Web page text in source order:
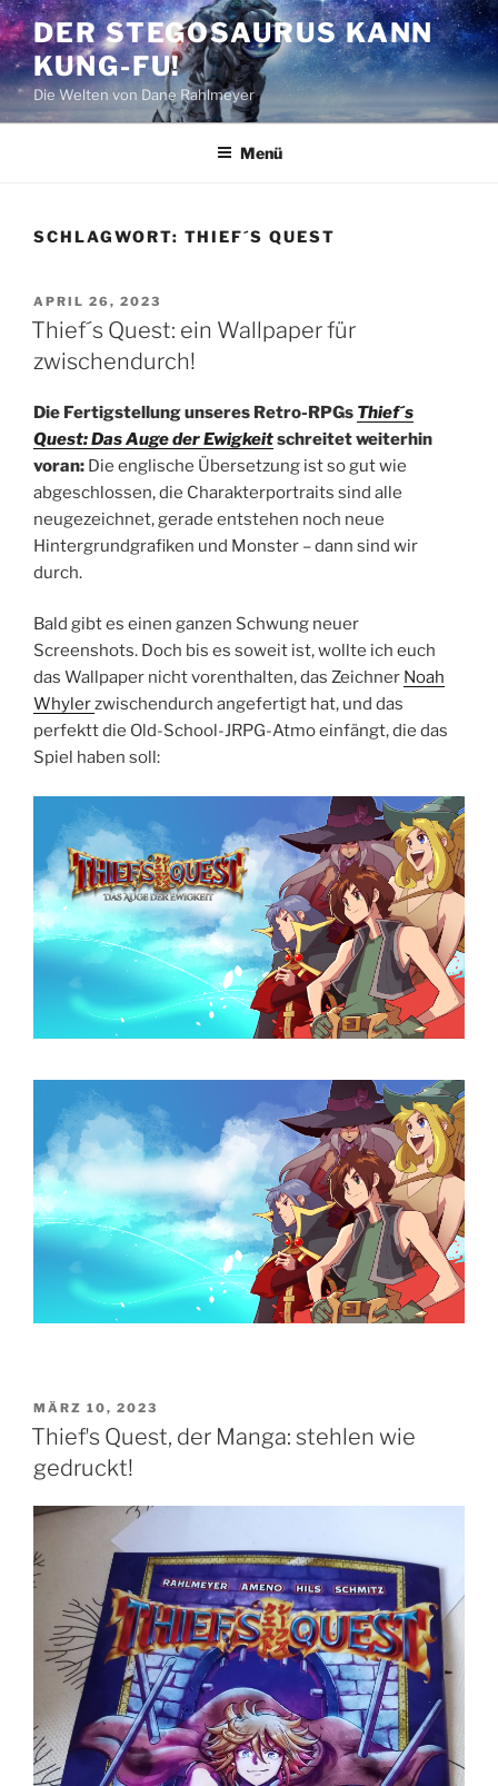
Zum
Inhalt
springen
DER STEGOSAURUS KANN
KUNG-FU!
Die Welten von Dane Rahlmeyer
Menü
SCHLAGWORT: THIEF´S QUEST
VERÖFFENTLICHT
AM
APRIL 26, 2023
Thief´s Quest: ein Wallpaper für
zwischendurch!
Die Fertigstellung unseres Retro-RPGs Thief´s
Quest: Das Auge der Ewigkeitschreitet weiterhin
voran: Die englische Übersetzung ist so gut wie
abgeschlossen, die Charakterportraits sind alle
neugezeichnet, gerade entstehen noch neue
Hintergrundgrafiken und Monster – dann sind wir
durch.
Bald gibt es einen ganzen Schwung neuer
Screenshots. Doch bis es soweit ist, wollte ich euch
das Wallpaper nicht vorenthalten, das Zeichner Noah
Whylerzwischendurch angefertigt hat, und das
perfektt die Old-School-JRPG-Atmo einfängt, die das
Spiel haben soll:
VERÖFFENTLICHT
AM
MÄRZ 10, 2023
Thiefʼs Quest, der Manga: stehlen wie
gedruckt!